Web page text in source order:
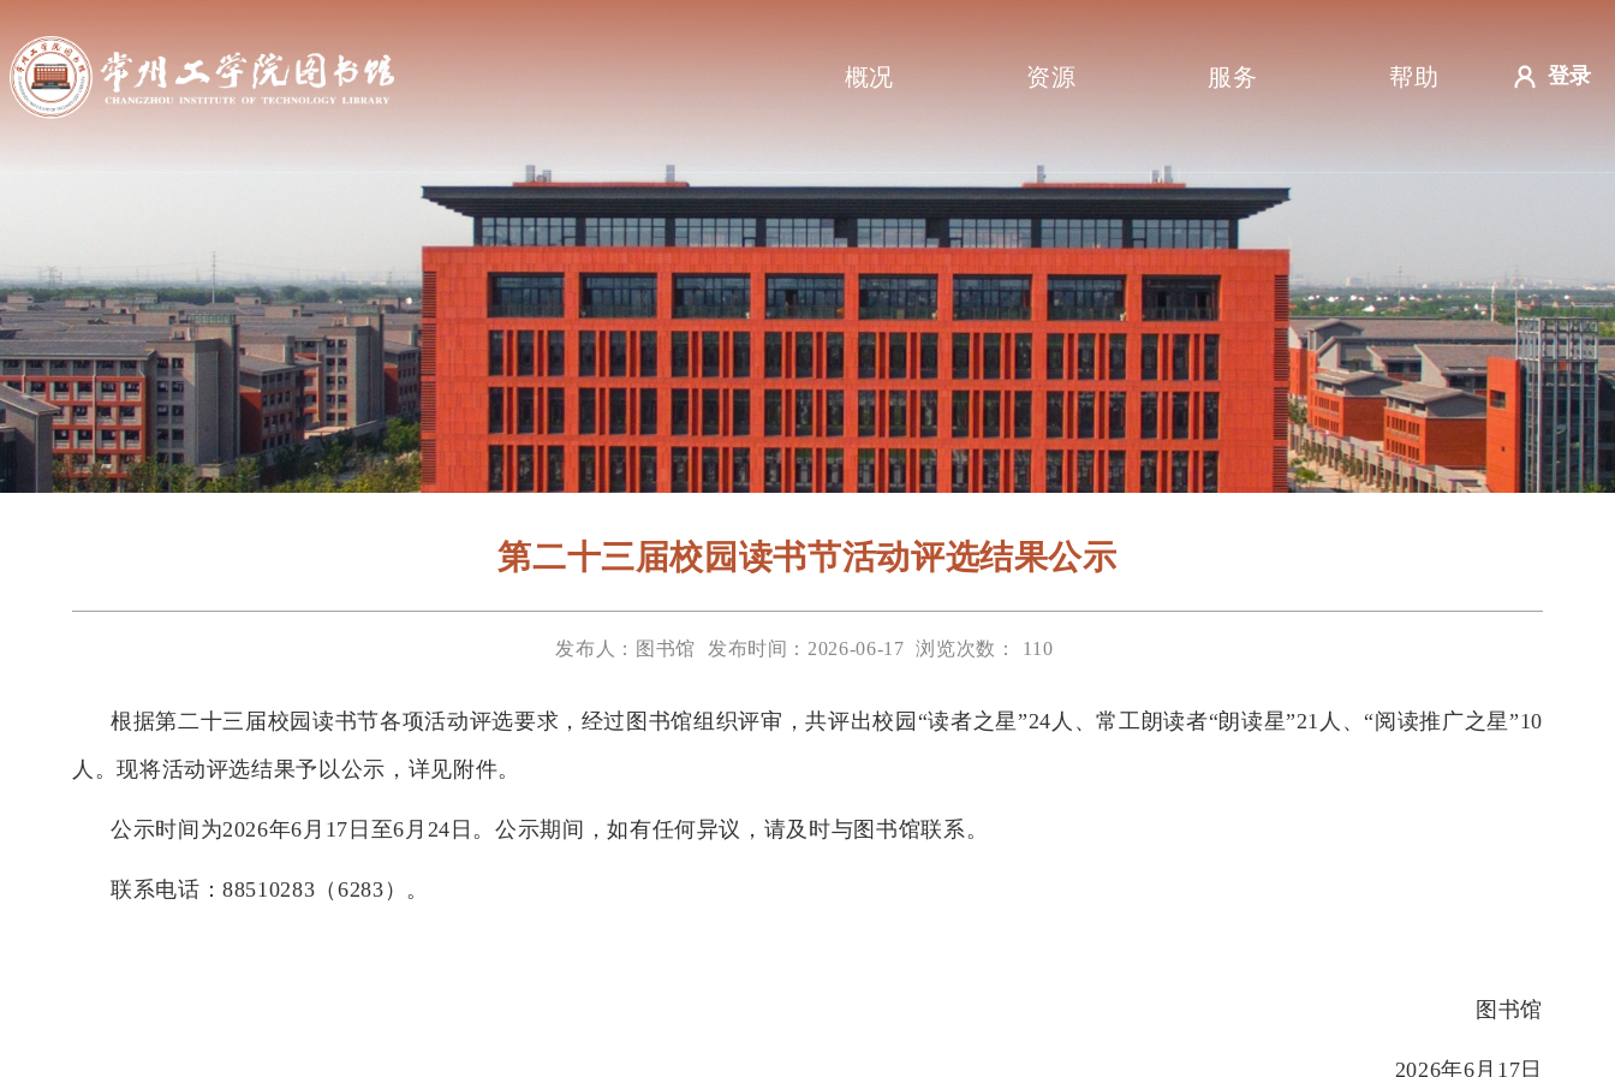
概况 资源 服务 帮助 登录
第二十三届校园读书节活动评选结果公示
发布人：图书馆 发布时间：2026-06-17 浏览次数： 110
根据第二十三届校园读书节各项活动评选要求，经过图书馆组织评审，共评出校园“读者之星”24 人、常工朗读者“朗读星”21 人、“阅读推广之星”10
人。现将活动评选结果予以公示，详见附件。
公示时间为2026年6 月 17 日至6 月 24 日。公示期间，如有任何异议，请及时与图书馆联系。
联系电话：88510283 （ 6283 ）。
图书馆
2026年6月 17 日